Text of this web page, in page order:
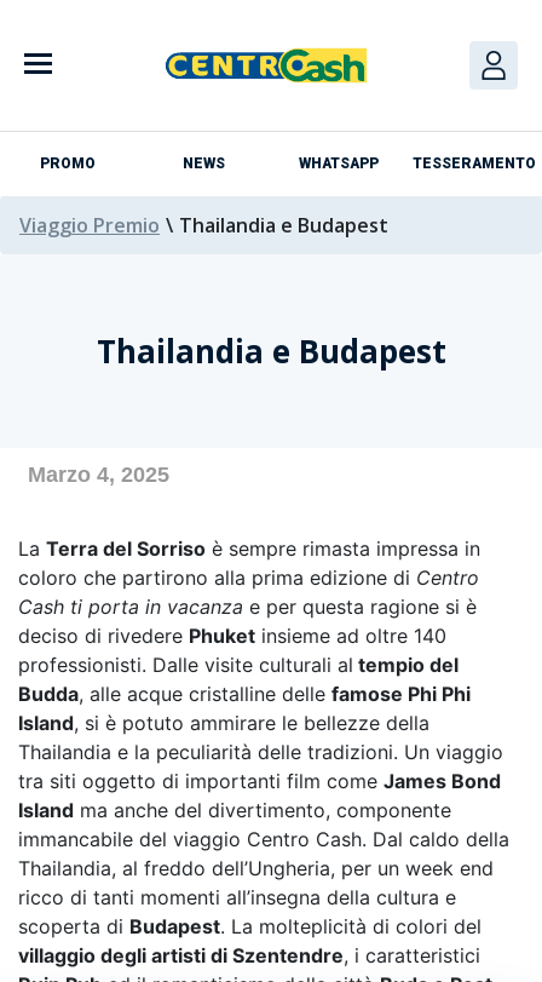
content
PROMO NEWS WHATSAPP TESSERAMENTO
Viaggio Premio \ Thailandia e Budapest
News
Thailandia e Budapest
Marzo 4, 2025
La Terra del Sorriso è sempre rimasta impressa in
coloro che partirono alla prima edizione di Centro
Cash ti porta in vacanza e per questa ragione si è
deciso di rivedere Phuket insieme ad oltre 140
professionisti. Dalle visite culturali al tempio del
Budda, alle acque cristalline delle famose Phi Phi
Island, si è potuto ammirare le bellezze della
Thailandia e la peculiarità delle tradizioni. Un viaggio
tra siti oggetto di importanti film come James Bond
Island ma anche del divertimento, componente
immancabile del viaggio Centro Cash. Dal caldo della
Thailandia, al freddo dell’Ungheria, per un week end
ricco di tanti momenti all’insegna della cultura e
scoperta di Budapest. La molteplicità di colori del
villaggio degli artisti di Szentendre, i caratteristici